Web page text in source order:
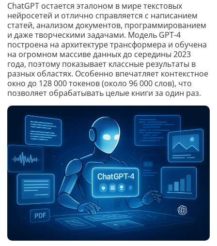
ChatGPT остается эталоном в мире текстовых
нейросетей и отлично справляется с написанием
статей, анализом документов, программированием
и даже творческими задачами. Модель GPT-4
построена на архитектуре трансформера и обучена
на огромном массиве данных до середины 2023
года, поэтому показывает классные результаты в
разных областях. Особенно впечатляет контекстное
окно до 128 000 токенов (около 96 000 слов), что
позволяет обрабатывать целые книги за один раз.